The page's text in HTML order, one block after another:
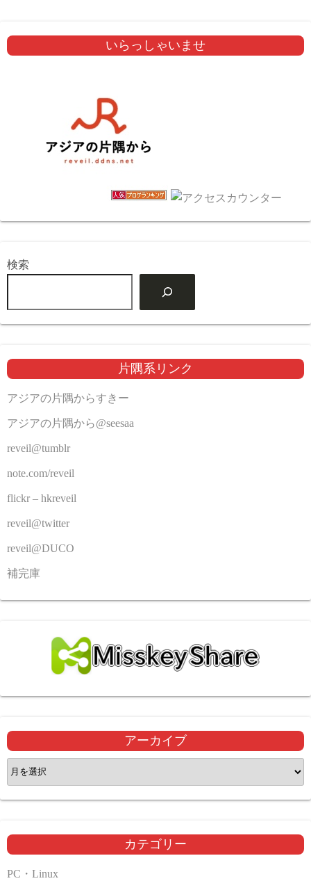
いらっしゃいませ
検索
片隅系リンク
アジアの片隅からすきー
アジアの片隅から@seesaa
reveil@tumblr
note.com/reveil
flickr – hkreveil
reveil@twitter
reveil@DUCO
補完庫
アーカイブ
ア
ー
カ
ブ
カテゴリー
PC・Linux